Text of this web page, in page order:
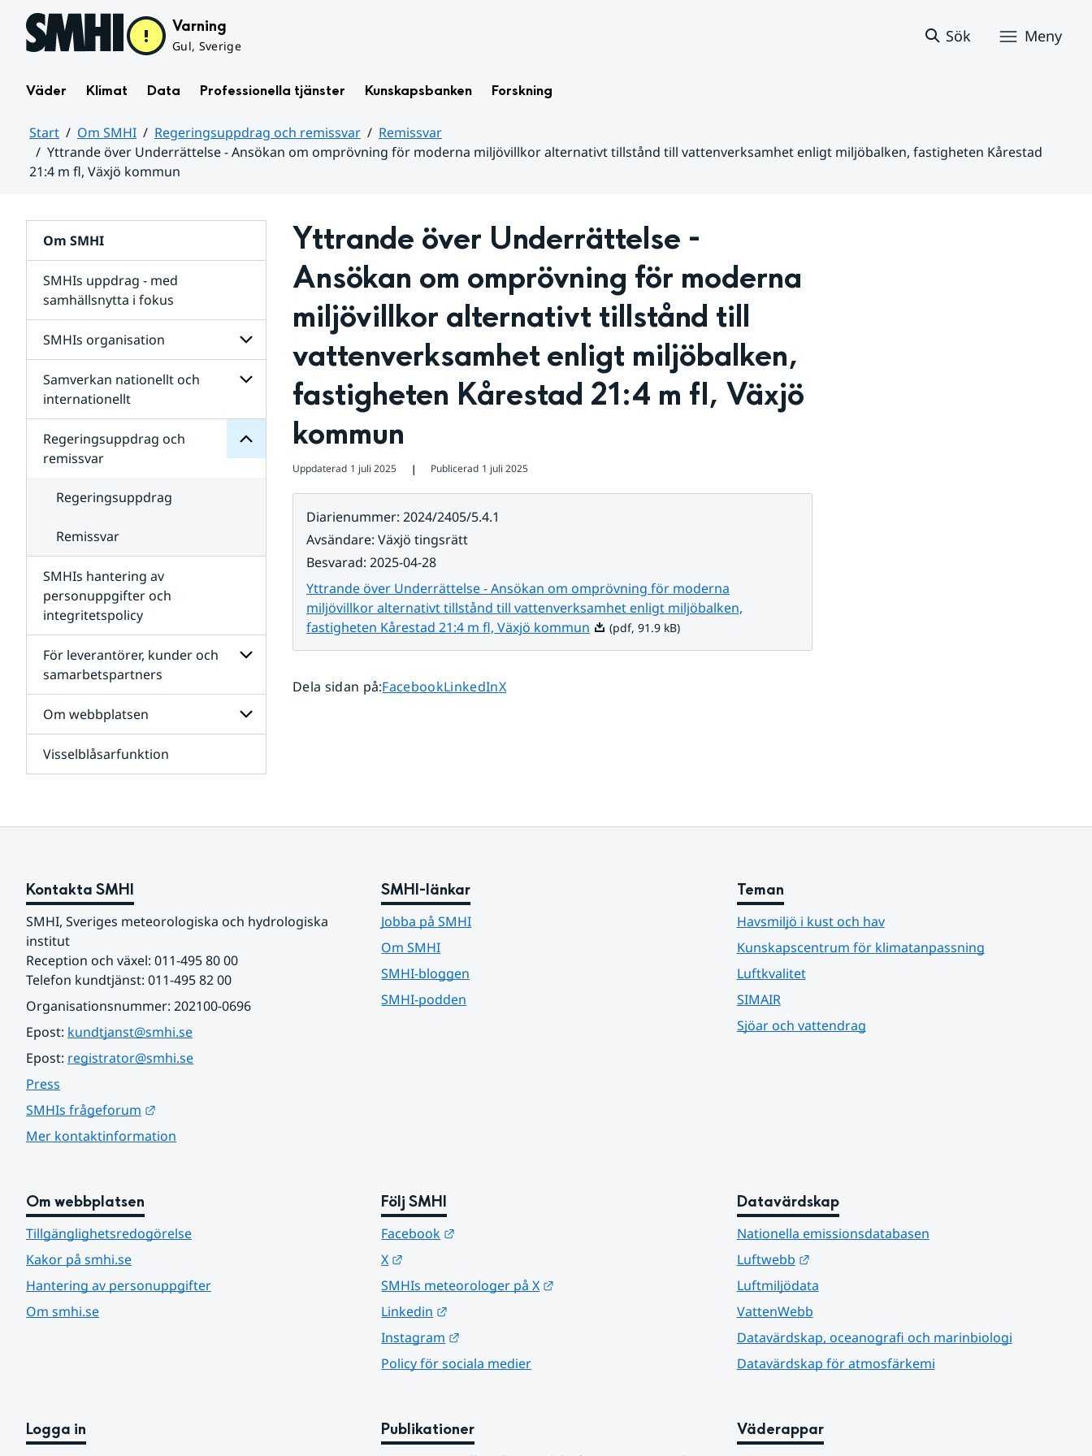
Hoppa till sidans innehåll Varning
Gul, Sverige
Sök Meny
Väder Klimat Data Professionella tjänster Kunskapsbanken Forskning
Start Om SMHI Regeringsuppdrag och remissvar
Remissvar
Yttrande över Underrättelse - Ansökan om omprövning för moderna miljövillkor alternativt tillstånd till vattenverksamhet enligt miljöbalken, fastigheten Kårestad
21:4 m fl, Växjö kommun
Om SMHI
SMHIs uppdrag - med
samhällsnytta i fokus
SMHIs organisation
Undersidor
organisation
Samverkan nationellt och
internationellt
Undersidor
för
internationellt
Regeringsuppdrag och
remissvar
för
Regeringsuppdrag
remissvar
Regeringsuppdrag
Remissvar
SMHIs hantering av
personuppgifter och
integritetspolicy
För leverantörer, kunder och
samarbetspartners
Undersidor
för
och
Om webbplatsen
för
Visselblåsarfunktion
Yttrande över Underrättelse -
Ansökan om omprövning för moderna
miljövillkor alternativt tillstånd till
vattenverksamhet enligt miljöbalken,
fastigheten Kårestad 21:4 m fl, Växjö
kommun
Uppdaterad 1 juli 2025 ❘ Publicerad 1 juli 2025
Diarienummer: 2024/2405/5.4.1
Avsändare: Växjö tingsrätt
Besvarad: 2025-04-28
Yttrande över Underrättelse - Ansökan om omprövning för moderna
miljövillkor alternativt tillstånd till vattenverksamhet enligt miljöbalken,
fastigheten Kårestad 21:4 m fl, Växjö kommunPdf, 91.9 kB.
(pdf, 91.9 kB)
Dela sidan på:Dela sidan på
FacebookDela sidan på
LinkedInDela sidan på
X
Kontakta SMHI
SMHI, Sveriges meteorologiska och hydrologiska
institut
Reception och växel: 011-495 80 00
Telefon kundtjänst: 011-495 82 00
Organisationsnummer: 202100-0696
Epost: kundtjanst@smhi.se
Epost: registrator@smhi.se
Press
SMHIs frågeforum
Mer kontaktinformation
SMHI-länkar
Jobba på SMHI
Om SMHI
SMHI-bloggen
SMHI-podden
Teman
Havsmiljö i kust och hav
Kunskapscentrum för klimatanpassning
Luftkvalitet
SIMAIR
Sjöar och vattendrag
Om webbplatsen
Tillgänglighetsredogörelse
Kakor på smhi.se
Hantering av personuppgifter
Om smhi.se
Följ SMHI
Facebook
X
SMHIs meteorologer på X
Linkedin
Instagram
Policy för sociala medier
Datavärdskap
Nationella emissionsdatabasen
Luftwebb
Länk till annan webbplats.
Luftmiljödata
VattenWebb
Datavärdskap, oceanografi och marinbiologi
Datavärdskap för atmosfärkemi
Logga in Publikationer Väderappar